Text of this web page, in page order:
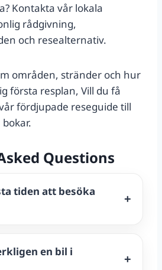
Kontakta vår lokala
rådgivning,
och resealternativ.
områden, stränder och hur
första resplan, Vill du få
fördjupade reseguide till
Questions
tiden att besöka
en bil i